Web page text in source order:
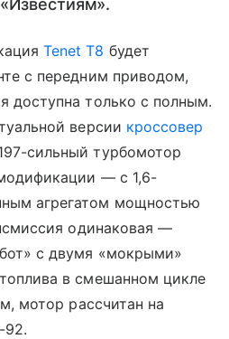
Tenet T8 будет
с передним приводом,
доступна только с полным.
версии кроссовер
сильный турбомотор
— с 1,6-
агрегатом мощностью
одинаковая —
с двумя «мокрыми»
в смешанном цикле
мотор рассчитан на
92.